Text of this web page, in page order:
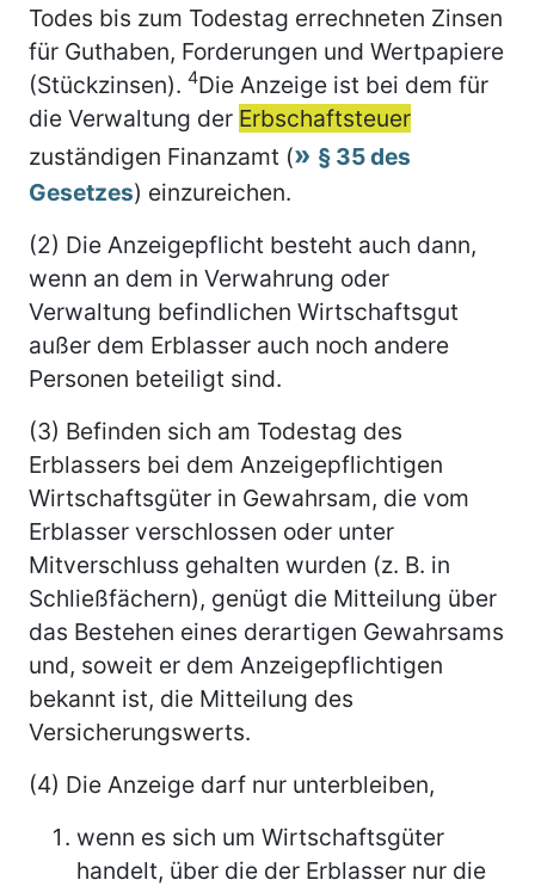
Todes bis zum Todestag errechneten Zinsen
für Guthaben, Forderungen und Wertpapiere
(Stückzinsen). 4Die Anzeige ist bei dem für
die Verwaltung der Erbschaftsteuer
zuständigen Finanzamt (
§ 35 des
Gesetzes) einzureichen.
(2) Die Anzeigepflicht besteht auch dann,
wenn an dem in Verwahrung oder
Verwaltung befindlichen Wirtschaftsgut
außer dem Erblasser auch noch andere
Personen beteiligt sind.
(3) Befinden sich am Todestag des
Erblassers bei dem Anzeigepflichtigen
Wirtschaftsgüter in Gewahrsam, die vom
Erblasser verschlossen oder unter
Mitverschluss gehalten wurden (z. B. in
Schließfächern), genügt die Mitteilung über
das Bestehen eines derartigen Gewahrsams
und, soweit er dem Anzeigepflichtigen
bekannt ist, die Mitteilung des
Versicherungswerts.
(4) Die Anzeige darf nur unterbleiben,
wenn es sich um Wirtschaftsgüter
handelt, über die der Erblasser nur die